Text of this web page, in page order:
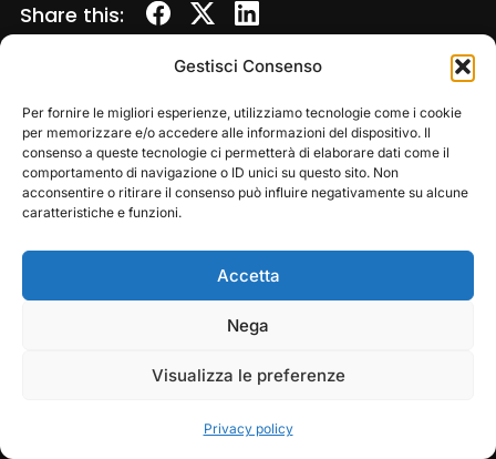
Gestisci Consenso
Per fornire le migliori esperienze, utilizziamo tecnologie come i cookie
per memorizzare e/o accedere alle informazioni del dispositivo. Il
consenso a queste tecnologie ci permetterà di elaborare dati come il
comportamento di navigazione o ID unici su questo sito. Non
acconsentire o ritirare il consenso può influire negativamente su alcune
caratteristiche e funzioni.
Accetta
Nega
Visualizza le preferenze
Privacy policy
Share this:
Copyright © 2026 — Frasassi Climbing Festival. All
Rights Reserved